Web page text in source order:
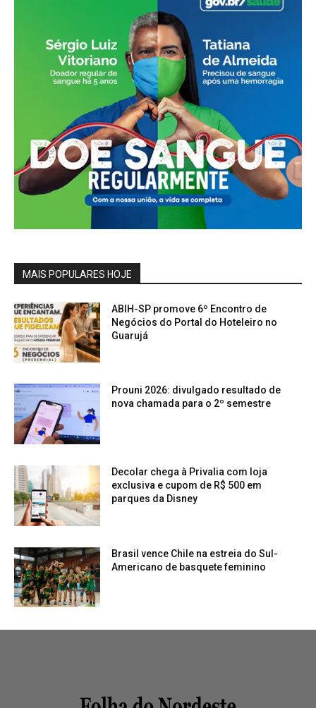
MAIS POPULARES HOJE
ABIH-SP promove 6º Encontro de
Negócios do Portal do Hoteleiro no
Guarujá
Prouni 2026: divulgado resultado de
nova chamada para o 2º semestre
Decolar chega à Privalia com loja
exclusiva e cupom de R$ 500 em
parques da Disney
Brasil vence Chile na estreia do Sul-
Americano de basquete feminino